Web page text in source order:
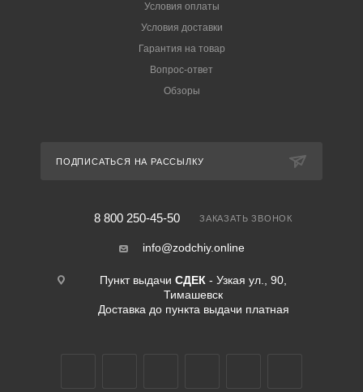
Условия оплаты
Условия доставки
Гарантия на товар
Вопрос-ответ
Обзоры
ПОДПИСАТЬСЯ НА РАССЫЛКУ
8 800 250-45-50 ЗАКАЗАТЬ ЗВОНОК
info@zodchiy.online
Пункт выдачи СДЕК - Узкая ул., 90,
Тимашевск
Доставка до пункта выдачи платная